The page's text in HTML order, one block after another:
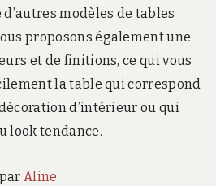
modèles de tables
proposons également une
et de finitions, ce qui vous
la table qui correspond
d’intérieur ou qui
look tendance.
Aline